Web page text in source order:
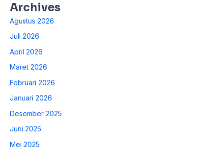
Archives
Agustus 2026
Juli 2026
April 2026
Maret 2026
Februari 2026
Januari 2026
Desember 2025
Juni 2025
Mei 2025